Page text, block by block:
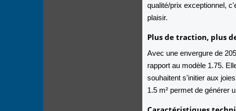
qualité/prix exceptionnel,
plaisir.
Plus de traction, plus
Avec une envergure de
rapport au modèle 1.75.
souhaitent s'initier aux
1.5 m² permet de générer